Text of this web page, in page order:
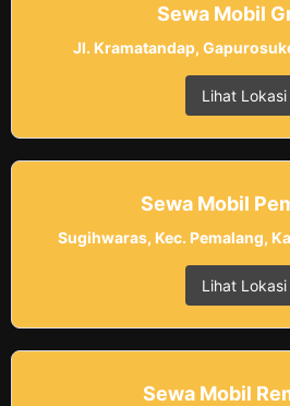
Sewa Mobil
Jl. Kramatandap,
Lihat Lokasi
Sewa Mobil
Sugihwaras, Kec. Pemalang,
Lihat Lokasi
Sewa Mobil